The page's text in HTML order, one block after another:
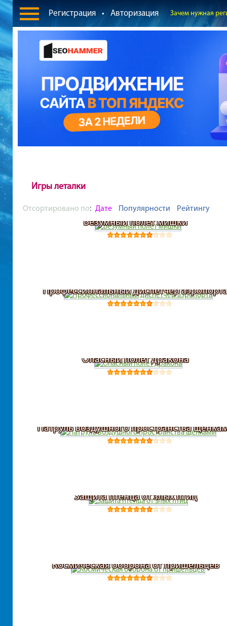
Регистрация • Авторизация Зачем нужная
Игры леталки
Отсортировано по: Дате Популярности Рейтингу
Безумный полет мишки
Профессиональный диспетчер
Опасный полет дракона
Патруль воздушного пространства
Защита птенца от злых птиц
Космическая оборона от пришельцев